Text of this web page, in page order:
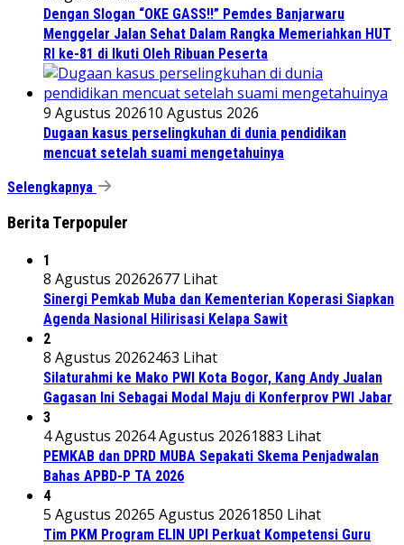
Dengan Slogan “OKE GASS!!” Pemdes Banjarwaru
Menggelar Jalan Sehat Dalam Rangka Memeriahkan HUT
RI ke-81 di Ikuti Oleh Ribuan Peserta
9 Agustus 202610 Agustus 2026
Dugaan kasus perselingkuhan di dunia pendidikan
mencuat setelah suami mengetahuinya
Selengkapnya
Berita Terpopuler
1
8 Agustus 20262677 Lihat
Sinergi Pemkab Muba dan Kementerian Koperasi Siapkan
Agenda Nasional Hilirisasi Kelapa Sawit
2
8 Agustus 20262463 Lihat
Silaturahmi ke Mako PWI Kota Bogor, Kang Andy Jualan
Gagasan Ini Sebagai Modal Maju di Konferprov PWI Jabar
3
4 Agustus 20264 Agustus 20261883 Lihat
PEMKAB dan DPRD MUBA Sepakati Skema Penjadwalan
Bahas APBD-P TA 2026
4
5 Agustus 20265 Agustus 20261850 Lihat
Tim PKM Program ELIN UPI Perkuat Kompetensi Guru